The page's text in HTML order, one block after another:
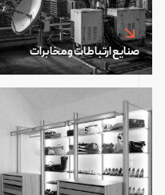
صنایع ارتباطات و مخابرات